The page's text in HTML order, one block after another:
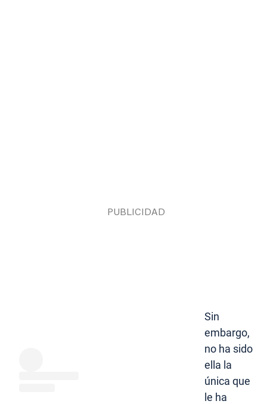
Sin
embargo,
no ha sido
ella la
única que
le ha